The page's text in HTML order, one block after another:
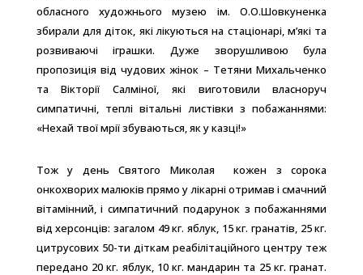
обласного художнього музею ім. О.О.Шовкуненка
збирали для діток, які лікуються на стаціонарі, м’які та
розвиваючі іграшки. Дуже зворушливою була
пропозиція від чудових жінок – Тетяни Михальченко
та Вікторії Салміної, які виготовили власноруч
симпатичні, теплі вітальні листівки з побажаннями:
«Нехай твої мрії збуваються, як у казці!»
Тож у день Святого Миколая кожен з сорока
онкохворих малюків прямо у лікарні отримав і смачний
вітамінний, і симпатичний подарунок з побажаннями
від херсонців: загалом 49 кг. яблук, 15 кг. гранатів, 25 кг.
цитрусових 50-ти діткам реабілітаційного центру теж
передано 20 кг. яблук, 10 кг. мандарин та 25 кг. гранат.